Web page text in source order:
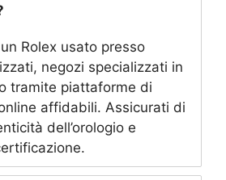
Rolex usato presso
negozi specializzati in
tramite piattaforme di
affidabili. Assicurati di
dell’orologio e